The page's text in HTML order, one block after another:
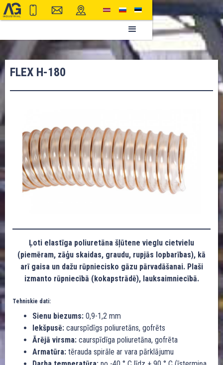
FLEX H-180
Ļoti elastīga poliuretāna šļūtene vieglu cietvielu
(piemēram, zāģu skaidas, graudu, rupjās lopbarības), kā
arī gaisa un dažu rūpniecisko gāzu pārvadāšanai. Plaši
izmanto rūpniecībā (kokapstrādē), lauksaimniecībā.
Tehniskie dati:
Sienu biezums: 0,9-1,2 mm
Iekšpusē: caurspīdīgs poliuretāns, gofrēts
Ārējā virsma: caurspīdīga poliuretāna, gofrēta
Armatūra: tērauda spirāle ar vara pārklājumu